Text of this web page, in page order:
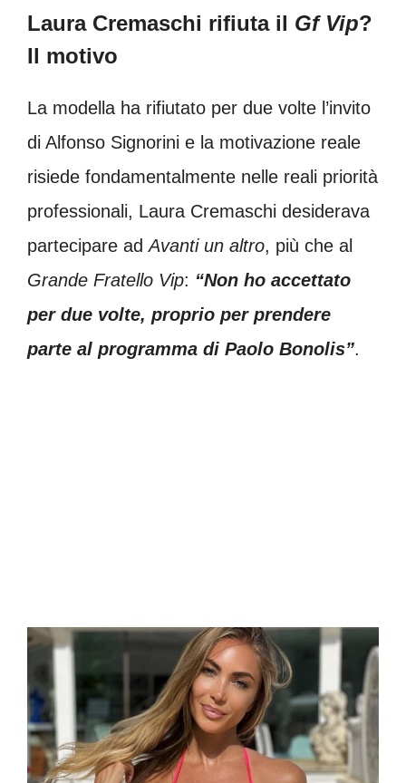
Laura Cremaschi rifiuta il Gf Vip?
Il motivo
La modella ha rifiutato per due volte l’invito
di Alfonso Signorini e la motivazione reale
risiede fondamentalmente nelle reali priorità
professionali, Laura Cremaschi desiderava
partecipare adAvanti un altro, più che al
Grande Fratello Vip: “Non ho accettato
per due volte, proprio per prendere
parte al programma di Paolo Bonolis”.